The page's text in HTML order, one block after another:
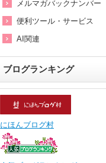
メルマガバックナンバー
便利ツール・サービス
AI関連
ブログランキング
にほんブログ村